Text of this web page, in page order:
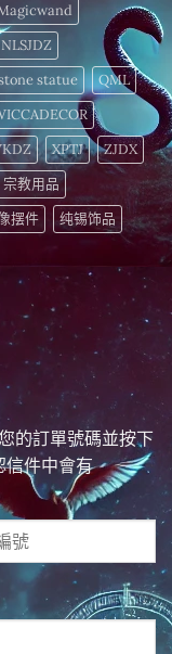
NLSJDZ
statue
QML
XPTJ
ZJDX
宗教用品
摆件
纯锡饰品
的訂單號碼並按下
信件中會有